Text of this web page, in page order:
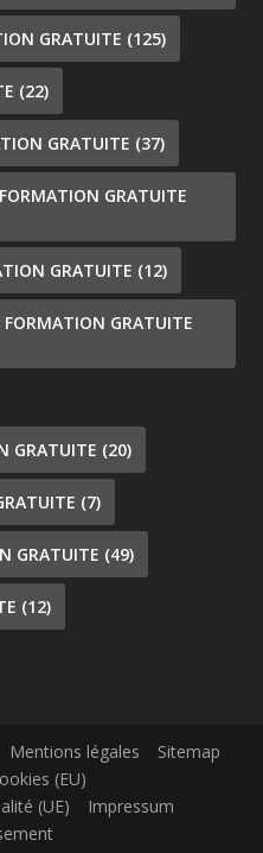
GRATUITE (125)
(22)
GRATUITE (37)
GRATUITE
GRATUITE (12)
FORMATION GRATUITE
GRATUITE (20)
(7)
GRATUITE (49)
(12)
Mentions légales
Sitemap
(EU)
(UE)
Impressum